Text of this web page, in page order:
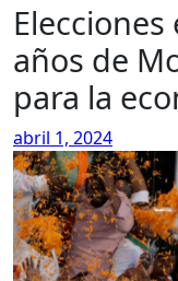
años de
para la
abril 1, 2024